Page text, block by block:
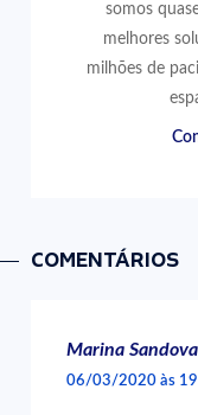
somos
melhores
milhões de
COMENTÁRIOS
Marina
06/03/2020 às